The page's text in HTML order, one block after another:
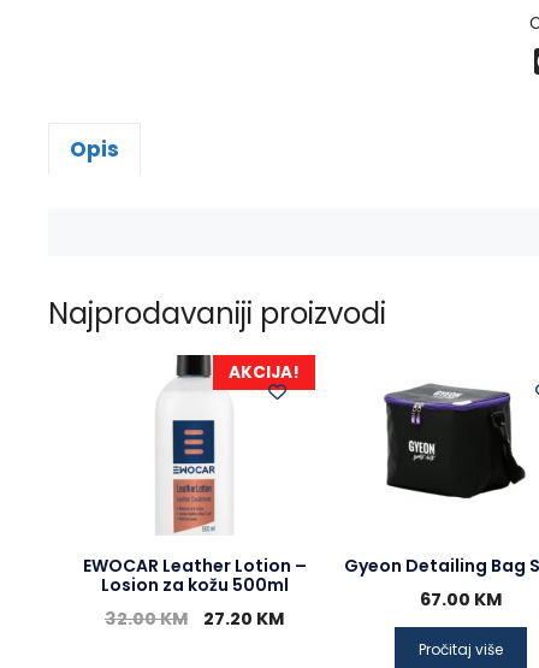
Opis
Najprodavaniji proizvodi
AKCIJA!
EWOCAR Leather Lotion –
Losion za kožu 500ml
32.00KM 27.20 KM
Gyeon Detailing Bag
67.00 KM
Pročitaj više